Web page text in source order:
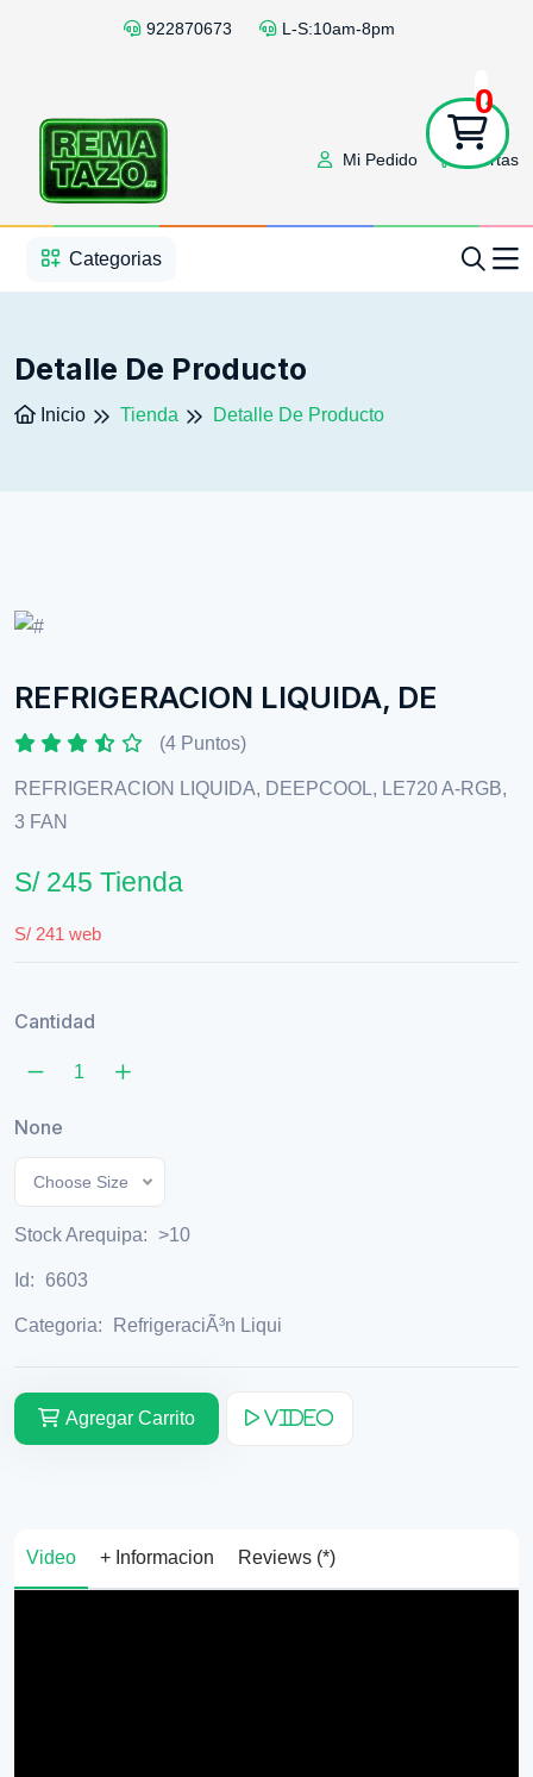
922870673 L-S:10am-8pm
Mi Pedido Ofertas
0
Categorias
Detalle De Producto
Inicio Tienda Detalle De Producto
REFRIGERACION LIQUIDA, DE
(4 Puntos)
REFRIGERACION LIQUIDA, DEEPCOOL, LE720 A-RGB,
3 FAN
S/ 245 Tienda
S/ 241 web
Cantidad
None
Choose Size
Stock Arequipa: >10
Id: 6603
Categoria: RefrigeraciÃ³n Liqui
Agregar Carrito Video
Video + Informacion Reviews (*)